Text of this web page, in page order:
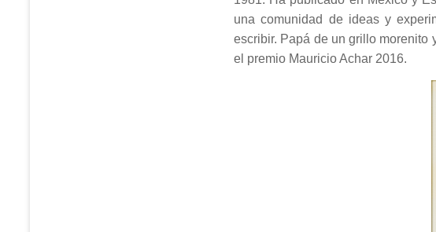
una comunidad de ideas y
escribir. Papá de un grillo morenito
el premio Mauricio Achar 2016.